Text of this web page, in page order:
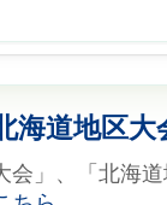
海道地区
会」、「北海